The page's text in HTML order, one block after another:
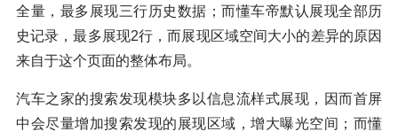
全量，最多展现三行历史数据；而懂车帝默认展现全部历
史记录，最多展现2行，而展现区域空间大小的差异的原因
来自于这个页面的整体布局。
汽车之家的搜索发现模块多以信息流样式展现，因而首屏
中会尽量增加搜索发现的展现区域，增大曝光空间；而懂